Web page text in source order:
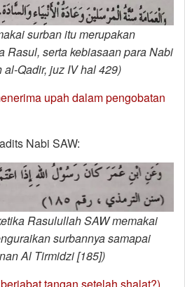
surban itu merupakan
Rasul, serta kebiasaan para Nabi
al-Qadir, juz IV hal 429)
upah dalam pengobatan
Nabi SAW:
Rasulullah SAW memakai
surbannya samapai
Al Tirmidzi [185])
tangan setelah shalat?)